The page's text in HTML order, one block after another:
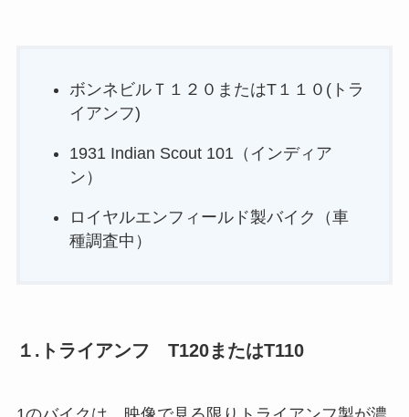
ボンネビルＴ１２０またはT１１０(トラ
イアンフ)
1931 Indian Scout 101（インディア
ン）
ロイヤルエンフィールド製バイク（車
種調査中）
１.トライアンフ T120またはT110